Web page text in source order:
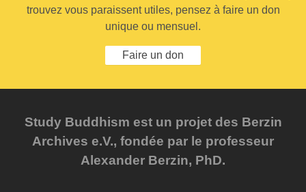
trouvez vous paraissent utiles, pensez à faire un don
unique ou mensuel.
Faire un don
Study Buddhism est un projet des Berzin
Archives e.V., fondée par le professeur
Alexander Berzin, PhD.